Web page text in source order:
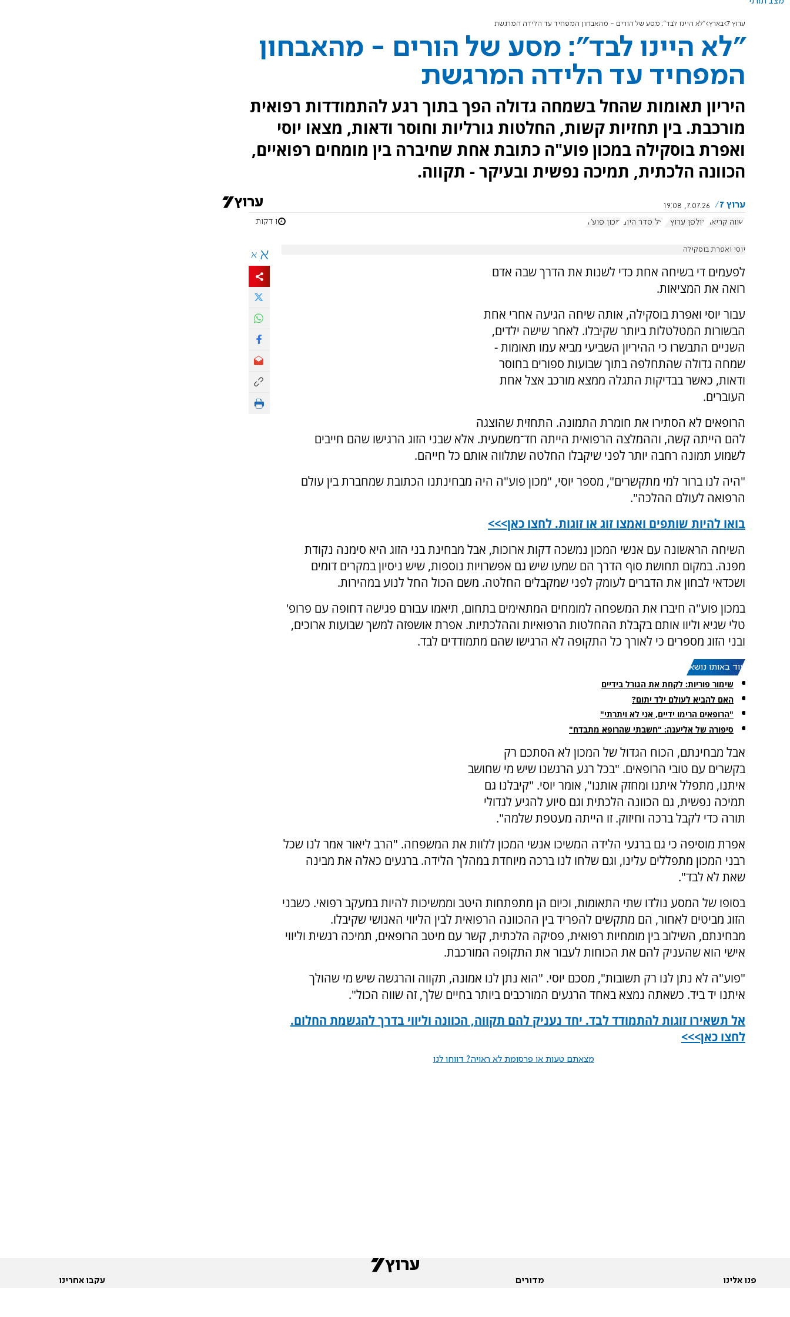
ערוץ 7 בארץ "לא היינו לבד": מסע של הורים - מהאבחון המפחיד עד הלידה המרגשת
"לא היינו לבד": מסע של הורים - מהאבחון
המפחיד עד הלידה המרגשת
היריון תאומות שהחל בשמחה גדולה הפך בתוך רגע להתמודדות רפואית
מורכבת. בין תחזיות קשות, החלטות גורליות וחוסר ודאות, מצאו יוסי
ואפרת בוסקילה במכון פוע"ה כתובת אחת שחיברה בין מומחים רפואיים,
הכוונה הלכתית, תמיכה נפשית ובעיקר - תקווה.
ערוץ 7
7.07.26, 19:08
שווה קריאה
אולפן ערוץ 7 על סדר היום מכון פוע"ה 1 דקות
יוסי ואפרת בוסקילה
לפעמים די בשיחה אחת כדי לשנות את הדרך שבה אדם
רואה את המציאות.
עבור יוסי ואפרת בוסקילה, אותה שיחה הגיעה אחרי אחת
הבשורות המטלטלות ביותר שקיבלו. לאחר שישה ילדים,
השניים התבשרו כי ההיריון השביעי מביא עמו תאומות -
שמחה גדולה שהתחלפה בתוך שבועות ספורים בחוסר
ודאות, כאשר בבדיקות התגלה ממצא מורכב אצל אחת
העוברים.
הרופאים לא הסתירו את חומרת התמונה. התחזית שהוצגה
להם הייתה קשה, וההמלצה הרפואית הייתה חד־משמעית. אלא שבני הזוג הרגישו שהם חייבים
לשמוע תמונה רחבה יותר לפני שיקבלו החלטה שתלווה אותם כל חייהם.
"היה לנו ברור למי מתקשרים", מספר יוסי, "מכון פוע"ה היה מבחינתנו הכתובת שמחברת בין עולם
הרפואה לעולם ההלכה".
בואו להיות שותפים ואמצו זוג או זוגות. לחצו כאן>>>
השיחה הראשונה עם אנשי המכון נמשכה דקות ארוכות, אבל מבחינת בני הזוג היא סימנה נקודת
מפנה. במקום תחושת סוף הדרך הם שמעו שיש גם אפשרויות נוספות, שיש ניסיון במקרים דומים
ושכדאי לבחון את הדברים לעומק לפני שמקבלים החלטה. משם הכול החל לנוע במהירות.
במכון פוע"ה חיברו את המשפחה למומחים המתאימים בתחום, תיאמו עבורם פגישה דחופה עם פרופ'
טלי שגיא וליוו אותם בקבלת ההחלטות הרפואיות וההלכתיות. אפרת אושפזה למשך שבועות ארוכים,
ובני הזוג מספרים כי לאורך כל התקופה לא הרגישו שהם מתמודדים לבד.
עוד באותו נושא:
שימור פוריות: לקחת את הגורל בידיים
האם להביא לעולם ילד יתום?
"הרופאים הרימו ידיים, אני לא ויתרתי"
סיפורה של אליענה: "חשבתי שהרופא מתבדח"
אבל מבחינתם, הכוח הגדול של המכון לא הסתכם רק
בקשרים עם טובי הרופאים. "בכל רגע הרגשנו שיש מי שחושב
איתנו, מתפלל איתנו ומחזק אותנו", אומר יוסי. "קיבלנו גם
תמיכה נפשית, גם הכוונה הלכתית וגם סיוע להגיע לגדולי
תורה כדי לקבל ברכה וחיזוק. זו הייתה מעטפת שלמה".
אפרת מוסיפה כי גם ברגעי הלידה המשיכו אנשי המכון ללוות את המשפחה. "הרב ליאור אמר לנו שכל
רבני המכון מתפללים עלינו, וגם שלחו לנו ברכה מיוחדת במהלך הלידה. ברגעים כאלה את מבינה
שאת לא לבד".
בסופו של המסע נולדו שתי התאומות, וכיום הן מתפתחות היטב וממשיכות להיות במעקב רפואי. כשבני
הזוג מביטים לאחור, הם מתקשים להפריד בין ההכוונה הרפואית לבין הליווי האנושי שקיבלו.
מבחינתם, השילוב בין מומחיות רפואית, פסיקה הלכתית, קשר עם מיטב הרופאים, תמיכה רגשית וליווי
אישי הוא שהעניק להם את הכוחות לעבור את התקופה המורכבת.
"פוע"ה לא נתן לנו רק תשובות", מסכם יוסי. "הוא נתן לנו אמונה, תקווה והרגשה שיש מי שהולך
איתנו יד ביד. כשאתה נמצא באחד הרגעים המורכבים ביותר בחיים שלך, זה שווה הכול".
אל תשאירו זוגות להתמודד לבד. יחד נעניק להם תקווה, הכוונה וליווי בדרך להגשמת החלום.
לחצו כאן>>>
מצאתם טעות או פרסומת לא ראויה? דווחו לנו
א א
פנו אלינו מדורים עקבו אחרינו